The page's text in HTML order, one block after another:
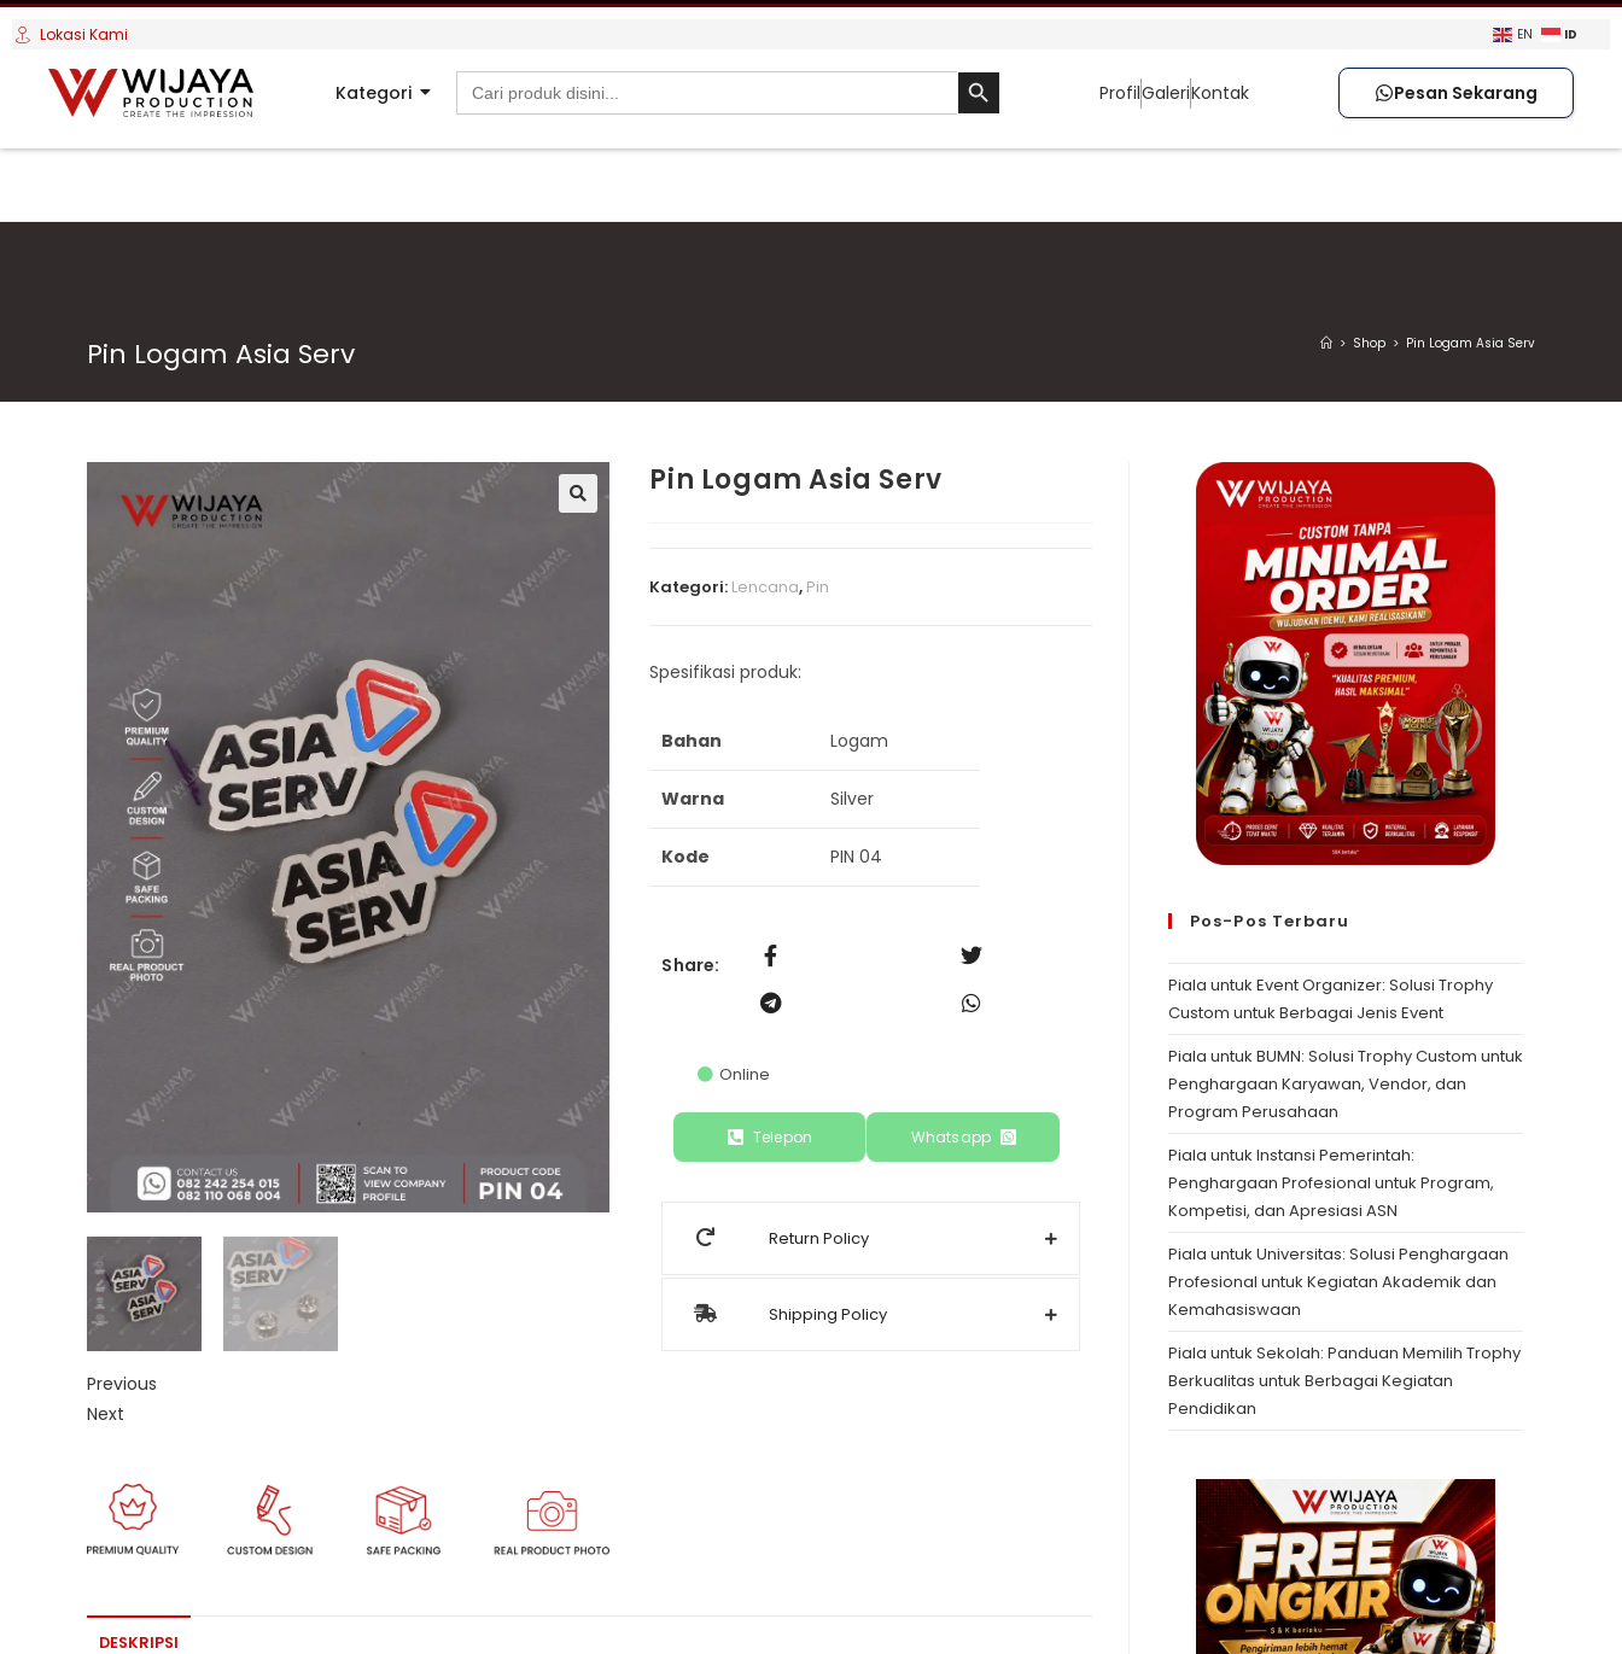
Lokasi Kami EN ID
Kategori
Search
for:
SEARCH BUTTON
ProfilGaleriKontak Pesan Sekarang
Pin Logam Asia Serv > Shop > Pin Logam Asia Serv
Previous
Next
Pin Logam Asia Serv
Kategori: Lencana, Pin
Spesifikasi produk:
Bahan Logam
Warna Silver
Kode PIN 04
Share:
Online
Telepon Whatsapp
Return Policy
Shipping Policy
DESKRIPSI
Pos-Pos Terbaru
Piala untuk Event Organizer: Solusi Trophy
Custom untuk Berbagai Jenis Event
Piala untuk BUMN: Solusi Trophy Custom untuk
Penghargaan Karyawan, Vendor, dan
Program Perusahaan
Piala untuk Instansi Pemerintah:
Penghargaan Profesional untuk Program,
Kompetisi, dan Apresiasi ASN
Piala untuk Universitas: Solusi Penghargaan
Profesional untuk Kegiatan Akademik dan
Kemahasiswaan
Piala untuk Sekolah: Panduan Memilih Trophy
Berkualitas untuk Berbagai Kegiatan
Pendidikan